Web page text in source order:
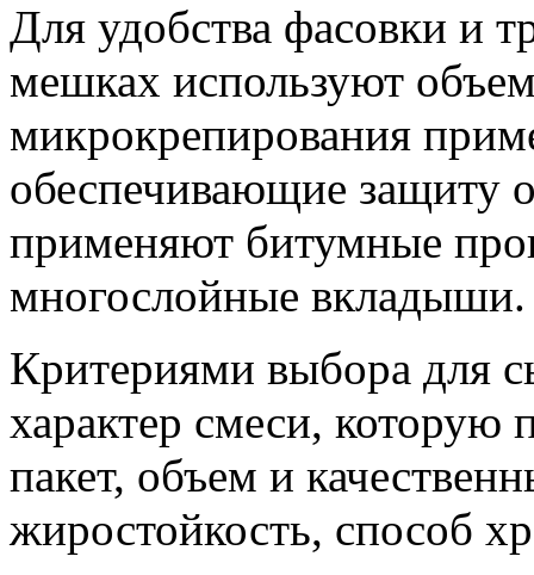
Для удобства фасовки и
мешках используют
микрокрепирования
обеспечивающие защиту
применяют битумные
многослойные вкладыши.
Критериями выбора для
характер смеси, которую
пакет, объем и
жиростойкость, способ